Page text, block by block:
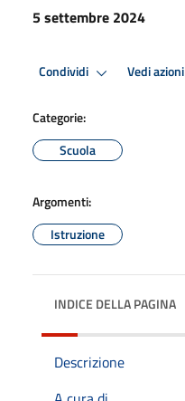
5 settembre 2024
Condividi Vedi azioni
Categorie:
Scuola
Argomenti:
Istruzione
INDICE DELLA PAGINA
Descrizione